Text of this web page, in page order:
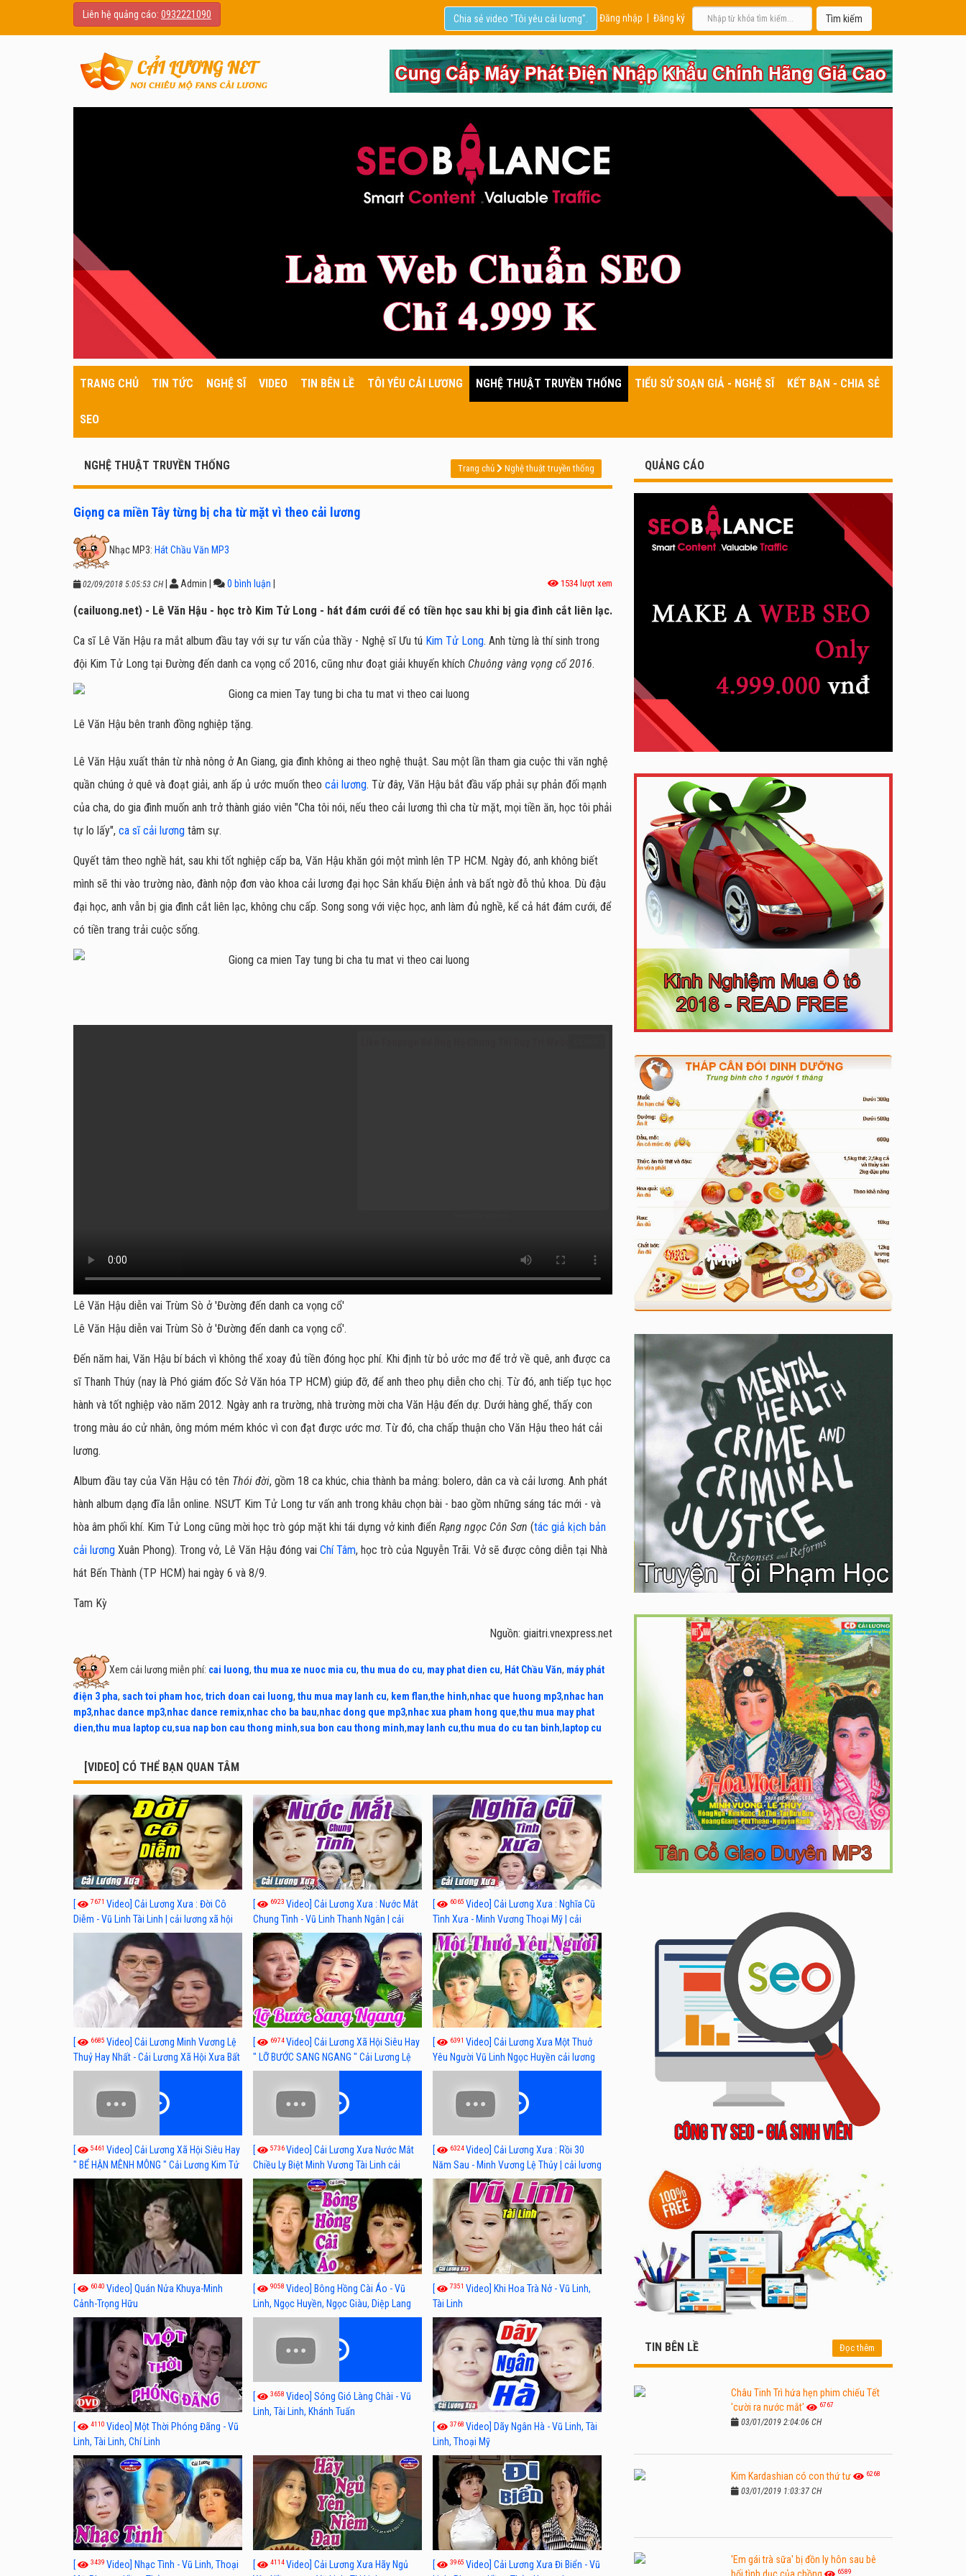
Liên hệ quảng cáo: 0932221090 Đăng nhập Đăng ký
Chia sẻ video "Tôi yêu cải lương".
TRANG CHỦ TIN TỨC NGHỆ SĨ VIDEO TIN BÊN LỀ TÔI YÊU CẢI LƯƠNG NGHỆ THUẬT TRUYỀN THỐNG TIỂU SỬ SOẠN GIẢ - NGHỆ SĨ KẾT BẠN - CHIA SẺ
SEO
NGHỆ THUẬT TRUYỀN THỐNG Trang chủ Nghệ thuật truyền thống
Giọng ca miền Tây từng bị cha từ mặt vì theo cải lương
Nhạc MP3: Hát Chầu Văn MP3
02/09/2018 5:05:53 CH Admin 0 bình luận 1534 lượt xem
(cailuong.net) - Lê Văn Hậu - học trò Kim Tử Long - hát đám cưới để có tiền học sau khi bị gia đình cắt liên lạc.
Ca sĩ Lê Văn Hậu ra mắt album đầu tay với sự tư vấn của thầy - Nghệ sĩ Ưu tú Kim Tử Long. Anh từng là thí sinh trong
đội Kim Tử Long tại Đường đến danh ca vọng cổ 2016, cũng như đoạt giải khuyến khích Chuông vàng vọng cổ 2016.
Lê Văn Hậu bên tranh đồng nghiệp tặng.
Lê Văn Hậu xuất thân từ nhà nông ở An Giang, gia đình không ai theo nghệ thuật. Sau một lần tham gia cuộc thi văn nghệ
quần chúng ở quê và đoạt giải, anh ấp ủ ước muốn theo cải lương. Từ đây, Văn Hậu bắt đầu vấp phải sự phản đối mạnh
của cha, do gia đình muốn anh trở thành giáo viên "Cha tôi nói, nếu theo cải lương thì cha từ mặt, mọi tiền ăn, học tôi phải
tự lo lấy", ca sĩ cải lương tâm sự.
Quyết tâm theo nghề hát, sau khi tốt nghiệp cấp ba, Văn Hậu khăn gói một mình lên TP HCM. Ngày đó, anh không biết
mình sẽ thi vào trường nào, đành nộp đơn vào khoa cải lương đại học Sân khấu Điện ảnh và bất ngờ đỗ thủ khoa. Dù đậu
đại học, anh vẫn bị gia đình cắt liên lạc, không chu cấp. Song song với việc học, anh làm đủ nghề, kể cả hát đám cưới, để
có tiền trang trải cuộc sống.
Lê Văn Hậu diễn vai Trùm Sò ở 'Đường đến danh ca vọng cổ'
Lê Văn Hậu diễn vai Trùm Sò ở 'Đường đến danh ca vọng cổ'.
Đến năm hai, Văn Hậu bí bách vì không thể xoay đủ tiền đóng học phí. Khi định từ bỏ ước mơ để trở về quê, anh được ca
sĩ Thanh Thúy (nay là Phó giám đốc Sở Văn hóa TP HCM) giúp đỡ, để anh theo phụ diễn cho chị. Từ đó, anh tiếp tục học
hành và tốt nghiệp vào năm 2012. Ngày anh ra trường, nhà trường mời cha Văn Hậu đến dự. Dưới hàng ghế, thấy con
trong màu áo cử nhân, ông móm mém khóc vì con đạt được ước mơ. Từ đó, cha chấp thuận cho Văn Hậu theo hát cải
lương.
Album đầu tay của Văn Hậu có tên Thói đời, gồm 18 ca khúc, chia thành ba mảng: bolero, dân ca và cải lương. Anh phát
hành album dạng đĩa lẫn online. NSƯT Kim Tử Long tư vấn anh trong khâu chọn bài - bao gồm những sáng tác mới - và
hòa âm phối khí. Kim Tử Long cũng mời học trò góp mặt khi tái dựng vở kinh điển Rạng ngọc Côn Sơn (tác giả kịch bản
cải lương Xuân Phong). Trong vở, Lê Văn Hậu đóng vai Chí Tâm, học trò của Nguyễn Trãi. Vở sẽ được công diễn tại Nhà
hát Bến Thành (TP HCM) hai ngày 6 và 8/9.
Tam Kỳ
Nguồn: giaitri.vnexpress.net
Xem cải lương miễn phí: cai luong, thu mua xe nuoc mia cu, thu mua do cu, may phat dien cu, Hát Chầu Văn, máy phát
điện 3 pha, sach toi pham hoc, trich doan cai luong, thu mua may lanh cu, kem flan,the hinh,nhac que huong mp3,nhac han
mp3,nhac dance mp3,nhac dance remix,nhac cho ba bau,nhac dong que mp3,nhac xua pham hong que,thu mua may phat
dien,thu mua laptop cu,sua nap bon cau thong minh,sua bon cau thong minh,may lanh cu,thu mua do cu tan binh, laptop cu
[VIDEO] CÓ THỂ BẠN QUAN TÂM
[ 7671 Video] Cải Lương Xưa : Đời Cô
Diễm - Vũ Linh Tài Linh | cải lương xã hội
hay nhất
[ 6923 Video] Cải Lương Xưa : Nước Mắt
Chung Tình - Vũ Linh Thanh Ngân | cải
lương xã hội hay nhất
[ 6065 Video] Cải Lương Xưa : Nghĩa Cũ
Tình Xưa - Minh Vương Thoại Mỹ | cải
lương xã hội hay nhất
[ 6685 Video] Cải Lương Minh Vương Lệ
Thuỷ Hay Nhất - Cải Lương Xã Hội Xưa Bất
Hủ
[ 6974Video] Cải Lương Xã Hội Siêu Hay
" LỠ BƯỚC SANG NGANG " Cải Lương Lệ
Thuỷ, Thanh Tuấn, Hồng Nga
[ 6391 Video] Cải Lương Xưa Một Thuở
Yêu Người Vũ Linh Ngọc Huyền cải lương
xã hội hay nhất
[ 5461 Video] Cải Lương Xã Hội Siêu Hay
" BỂ HẬN MÊNH MÔNG " Cải Lương Kim Tử
Long, Thanh Ngân Hay Nhất
[ 5736Video] Cải Lương Xưa Nước Mắt
Chiều Ly Biệt Minh Vương Tài Linh cải
lương xã hội hay nhất
[ 6324Video] Cải Lương Xưa : Rồi 30
Năm Sau - Minh Vương Lệ Thủy | cải lương
xã hội hay nhất
[ 6040 Video] Quán Nửa Khuya-Minh
Cảnh-Trọng Hữu
[ 9058 Video] Bông Hồng Cài Áo - Vũ
Linh, Ngọc Huyền, Ngọc Giàu, Diệp Lang
[ 7351 Video] Khi Hoa Trà Nở - Vũ Linh,
Tài Linh
[ 4110 Video] Một Thời Phóng Đãng - Vũ
Linh, Tài Linh, Chí Linh
[ 3658 Video] Sóng Gió Làng Chài - Vũ
Linh, Tài Linh, Khánh Tuấn
[
3768 Video] Dãy Ngân Hà - Vũ Linh, Tài
Linh, Thoại Mỹ
[ 3439 Video] Nhạc Tình - Vũ Linh, Thoại
[ 4114Video] Cải Lương Xưa Hãy Ngủ
[ 3965 Video] Cải Lương Xưa Đi Biển - Vũ
QUẢNG CÁO
TIN BÊN LỀ Đọc thêm
Châu Tinh Trì hứa hẹn phim chiếu Tết
'cười ra nước mắt'
6767
03/01/2019 2:04:06 CH
Kim Kardashian có con thứ tư 6268
03/01/2019 1:03:37 CH
'Em gái trà sữa' bị đồn ly hôn sau bê
6589